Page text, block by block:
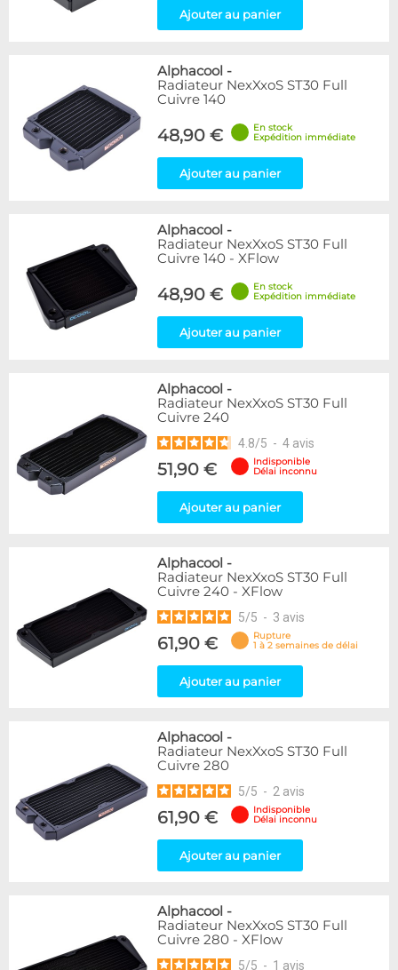
Ajouter au panier
Alphacool -
Radiateur NexXxoS ST30 Full
Cuivre 140
48,90 €
En stock
Expédition immédiate
Ajouter au panier
Alphacool -
Radiateur NexXxoS ST30 Full
Cuivre 140 - XFlow
48,90 €
En stock
Expédition immédiate
Ajouter au panier
Alphacool -
Radiateur NexXxoS ST30 Full
Cuivre 240
4.8/5 - 4 avis
51,90 €
Indisponible
Délai inconnu
Ajouter au panier
Alphacool -
Radiateur NexXxoS ST30 Full
Cuivre 240 - XFlow
5/5 - 3 avis
61,90 €
Rupture
1 à 2 semaines de délai
Ajouter au panier
Alphacool -
Radiateur NexXxoS ST30 Full
Cuivre 280
5/5 - 2 avis
61,90 €
Indisponible
Délai inconnu
Ajouter au panier
Alphacool -
Radiateur NexXxoS ST30 Full
Cuivre 280 - XFlow
5/5 - 1 avis